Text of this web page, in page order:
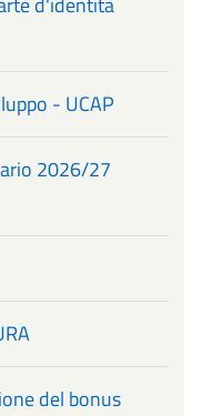
- UCAP
2026/27
del bonus